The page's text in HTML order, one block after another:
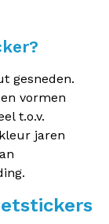
gesneden.
vormen
t.o.v.
jaren